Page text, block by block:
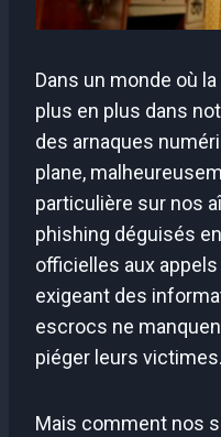
Dans un monde où
plus en plus dans
des arnaques
plane,
particulière sur nos
phishing déguisés
officielles aux
exigeant des
escrocs ne
piéger leurs victimes.
Mais comment nos